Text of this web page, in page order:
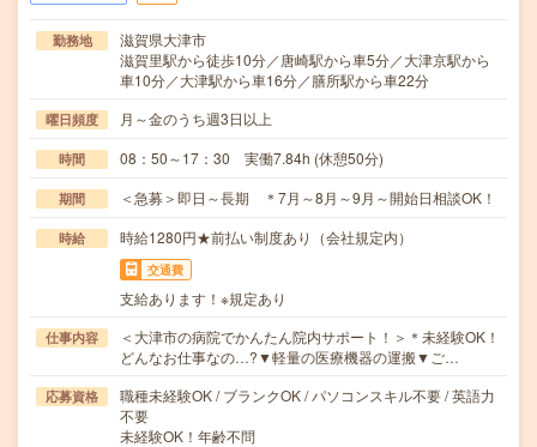
勤務地
滋賀県大津市
滋賀里駅から徒歩10分／唐崎駅から車5分／大津京駅から
車10分／大津駅から車16分／膳所駅から車22分
曜日頻度 月～金のうち週3日以上
時間 08：50～17：30 実働7.84h (休憩50分)
期間 ＜急募＞即日～長期 ＊7月～8月～9月～開始日相談OK！
時給 時給1280円★前払い制度あり（会社規定内）
交通費
支給あります！※規定あり
仕事内容
＜大津市の病院でかんたん院内サポート！＞＊未経験OK！
どんなお仕事なの…?▼軽量の医療機器の運搬▼ご…
応募資格
職種未経験OK / ブランクOK / パソコンスキル不要 / 英語力
不要
未経験OK！年齢不問